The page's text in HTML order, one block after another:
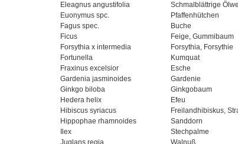
Eleagnus angustifolia
Schmalblättrige
Euonymus spc.
Pfaffenhütchen
Fagus spec.
Buche
Ficus
Feige, Gummibaum
Forsythia x intermedia
Forsythia, Forsythie
Fortunella
Kumquat
Fraxinus excelsior
Esche
Gardenia jasminoides
Gardenie
Ginkgo biloba
Ginkgobaum
Hedera helix
Efeu
Hibiscus syriacus
Freilandhibiskus,
Hippophae rhamnoides
Sanddorn
Ilex
Stechpalme
Juglans regia
Walnuß